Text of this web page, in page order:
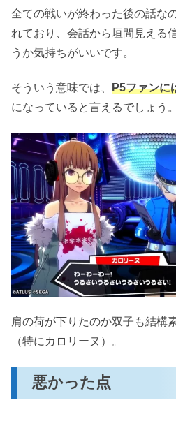
全ての戦いが終わった後の話な
れており、会話から垣間見える
うか気持ちがいいです。
そういう意味では、 P5ファンに
になっていると言えるでしょう。
肩の荷が下りたのか双子も結構
（特にカロリーヌ）。
悪かった点